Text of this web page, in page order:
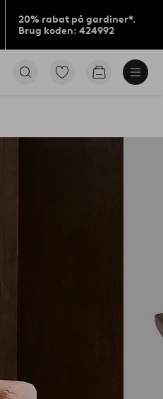
20% rabat på gardiner*.
Brug koden: 424992
Gå
Gå